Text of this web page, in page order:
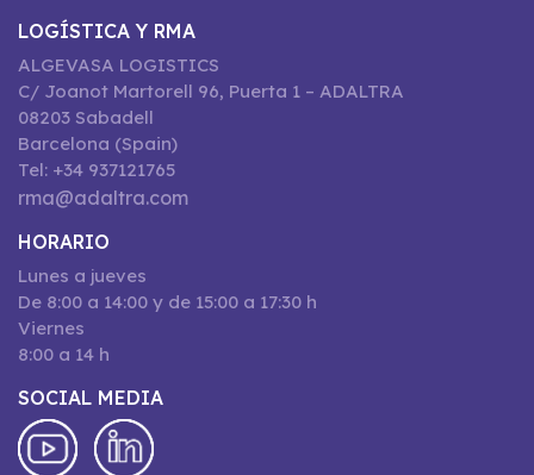
LOGÍSTICA Y RMA
ALGEVASA LOGISTICS
C/ Joanot Martorell 96, Puerta 1 – ADALTRA
08203 Sabadell
Barcelona (Spain)
Tel: +34 937121765
rma@adaltra.com
HORARIO
Lunes a jueves
De 8:00 a 14:00 y de 15:00 a 17:30 h
Viernes
8:00 a 14 h
SOCIAL MEDIA